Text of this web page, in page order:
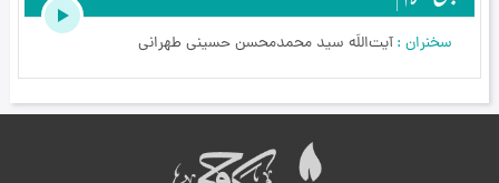
سخنران آیت‌اللَه سید محمدمحسن حسینی طهرانی